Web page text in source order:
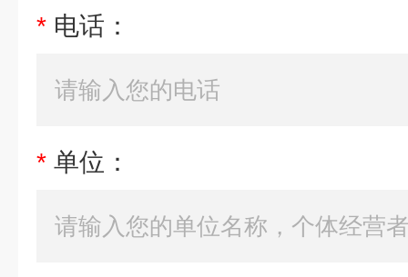
* 电话：
* 单位：